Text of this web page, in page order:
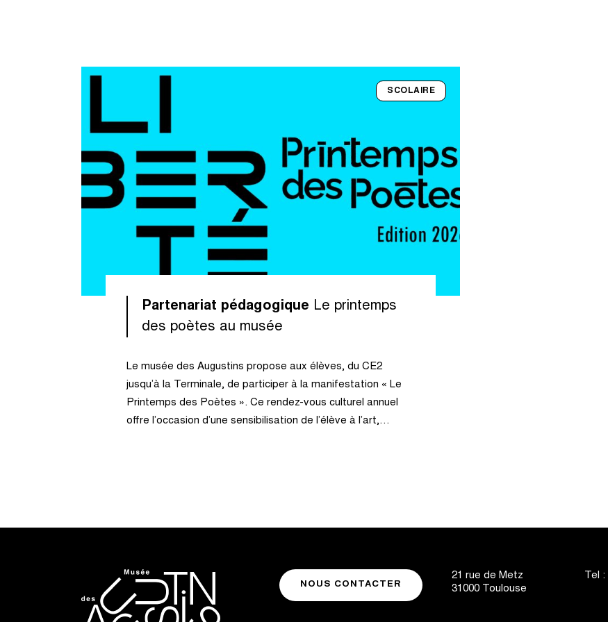
SCOLAIRE
Partenariat pédagogique Le printemps
des poètes au musée
Le musée des Augustins propose aux élèves, du CE2
jusqu’à la Terminale, de participer à la manifestation « Le
Printemps des Poètes ». Ce rendez-vous culturel annuel
offre l’occasion d’une sensibilisation de l’élève à l’art,…
NOUS CONTACTER
21 rue de Metz
31000 Toulouse
Tel :